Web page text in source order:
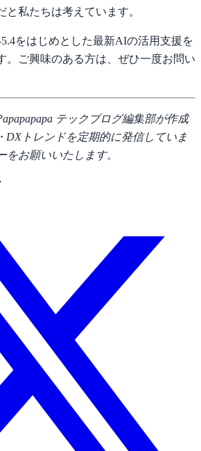
と私たちは考えています。
5.4をはじめとした最新AIの活用支援を
。ご興味のある方は、ぜひ一度お問い
テックブログ編集部が作成
DXトレンドを定期的に発信していま
をお願いいたします。